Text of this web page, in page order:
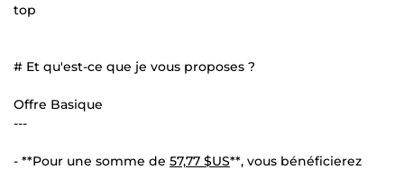
top
# Et qu'est-ce que je vous proposes ?
Offre Basique
---
- **Pour une somme de 57,77 $US**, vous bénéficierez